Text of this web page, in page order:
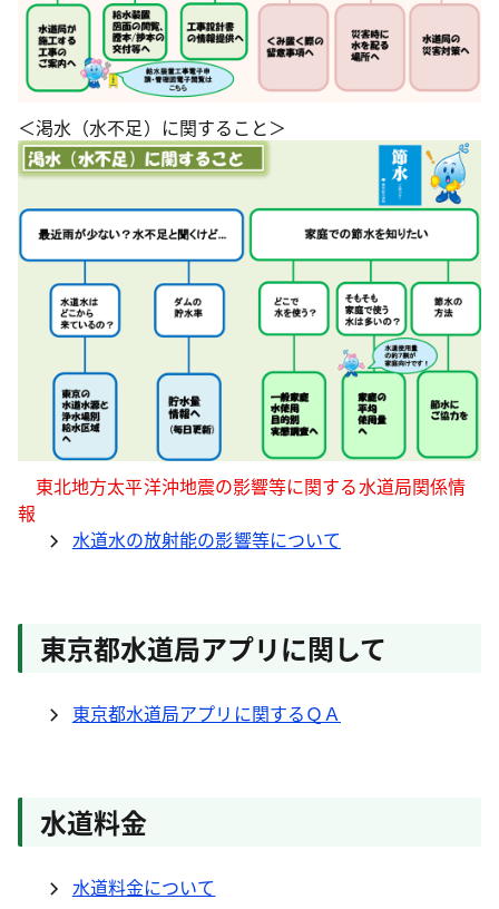
＜渇水（水不足）に関すること＞
東北地方太平洋沖地震の影響等に関する水道局関係情
報
水道水の放射能の影響等について
東京都水道局アプリに関して
東京都水道局アプリに関するＱＡ
水道料金
水道料金について